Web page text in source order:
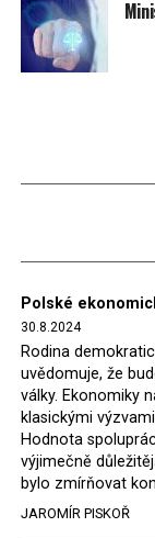
spotřeby.
Připomeňme,
(SDEU) v
verdiktem
tomuto
2022, než byl
Polska s
důl Turów
Polsko nechalo
asi 70 milionů
zaplatilo jako
tak elektrárna
tehdejší
místopředseda
Polské
30.8.2024
Rodina
uvědomuje, že
války. Ekonomiky
klasickými
Hodnota
výjimečně
bylo zmírňovat
JAROMÍR PISKOŘ